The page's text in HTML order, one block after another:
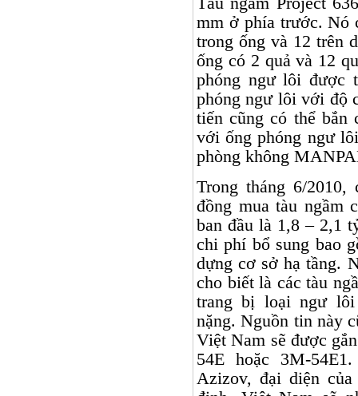
mm ở phía trước. Nó
trong ống và 12 trên
ống có 2 quả và 12
phóng ngư lôi được
phóng ngư lôi với độ
tiến cũng có thể bắn
với ống phóng ngư
phòng không
Trong tháng 6/
đồng mua tàu ngầm
ban đầu là 1,8 – 2,1
chi phí bổ sung bao
dựng cơ sở hạ tầng.
cho biết là các tàu
trang bị loại ngư lôi
nặng. Nguồn tin này
ViệtNam sẽ được
54E hoặc 3M-
Azizov, đại diện của